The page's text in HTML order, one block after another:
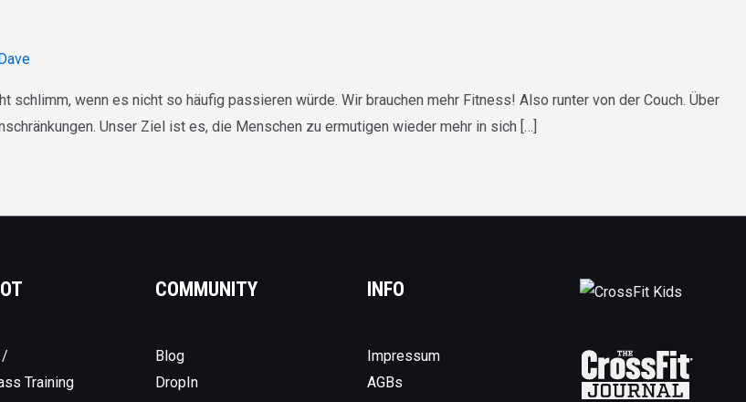
schlimm, wenn es nicht so häufig passieren würde. Wir brauchen mehr Fitness! Also runter von der Couch. Über
Unser Ziel ist es, die Menschen zu ermutigen wieder mehr in sich […]
/
Training
COMMUNITY
Blog
DropIn
INFO
Impressum
AGBs